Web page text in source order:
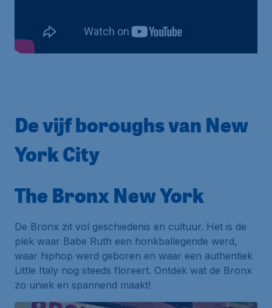
De vijf boroughs van New
York City
The Bronx New York
De Bronx zit vol geschiedenis en cultuur. Het is de
plek waar Babe Ruth een honkballegende werd,
waar hiphop werd geboren en waar een authentiek
Little Italy nog steeds floreert. Ontdek wat de Bronx
zo uniek en spannend maakt!